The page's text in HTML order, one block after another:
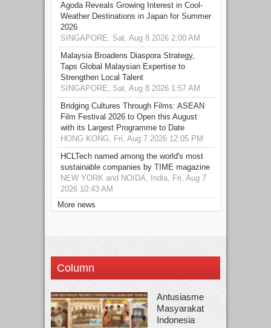
Agoda Reveals Growing Interest in Cool-
Weather Destinations in Japan for Summer
2026
SINGAPORE, Sat, Aug 8 2026 2:00 AM
Malaysia Broadens Diaspora Strategy,
Taps Global Malaysian Expertise to
Strengthen Local Talent
SINGAPORE, Sat, Aug 8 2026 1:57 AM
Bridging Cultures Through Films: ASEAN
Film Festival 2026 to Open this August
with its Largest Programme to Date
HONG KONG, Fri, Aug 7 2026 12:05 PM
HCLTech named among the world's most
sustainable companies by TIME magazine
NEW YORK and NOIDA, India, Fri, Aug 7
2026 10:43 AM
More news
Column
Antusiasme
Masyarakat
Indonesia